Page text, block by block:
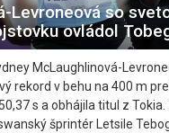
Levroneová so
ovládol
McLaughlinová-
rekord v behu na 400 m
s a obhájila titul z Tokia.
šprintér Letsile